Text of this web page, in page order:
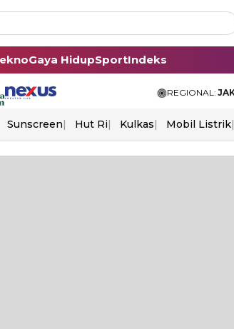
Gaya HidupSportIndeks
REGIONAL:
Sunscreen Hut Ri Kulkas Mobil Listrik